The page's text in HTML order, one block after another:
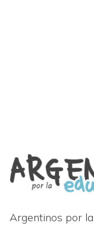
Argentinos por